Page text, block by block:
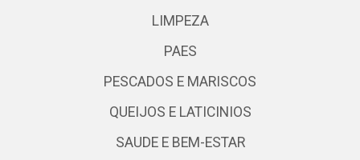
LIMPEZA
PAES
PESCADOS E MARISCOS
QUEIJOS E LATICINIOS
SAUDE E BEM-ESTAR